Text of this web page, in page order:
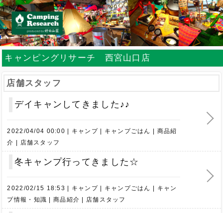
キャンピングリサーチ 西宮山口店
店舗スタッフ
デイキャンしてきました♪♪
2022/04/04 00:00 キャンプ キャンプごはん
商品紹
介
店舗スタッフ
冬キャンプ行ってきました☆
2022/02/15 18:53 キャンプ キャンプごはん
キャン
プ情報・知識
商品紹介 店舗スタッフ